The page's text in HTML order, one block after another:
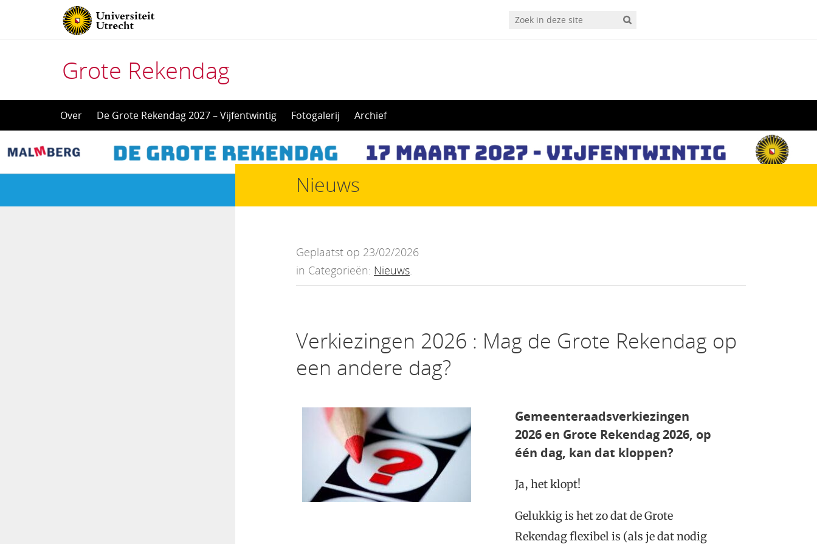
Grote Rekendag
naar
het
inhoud
Over De Grote Rekendag 2027 – Vijfentwintig Fotogalerij Archief
Nieuws
Geplaatst op 23/02/2026
in Categorieën: Nieuws.
Verkiezingen 2026 : Mag de Grote Rekendag op
een andere dag?
Gemeenteraadsverkiezingen
2026 en Grote Rekendag 2026, op
één dag, kan dat kloppen?
Ja, het klopt!
Gelukkig is het zo dat de Grote
Rekendag flexibel is (als je dat nodig